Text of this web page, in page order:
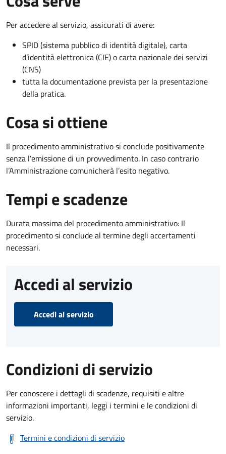
Per accedere al servizio, assicurati di avere:
SPID (sistema pubblico di identità digitale), carta
d’identità elettronica (CIE) o carta nazionale dei servizi
(CNS)
tutta la documentazione prevista per la presentazione
della pratica.
Cosa si ottiene
Il procedimento amministrativo si conclude positivamente
senza l’emissione di un provvedimento. In caso contrario
l’Amministrazione comunicherà l’esito negativo.
Tempi e scadenze
Durata massima del procedimento amministrativo: Il
procedimento si conclude al termine degli accertamenti
necessari.
Accedi al servizio
Accedi al servizio
Condizioni di servizio
Per conoscere i dettagli di scadenze, requisiti e altre
informazioni importanti, leggi i termini e le condizioni di
servizio.
Termini e condizioni di servizio